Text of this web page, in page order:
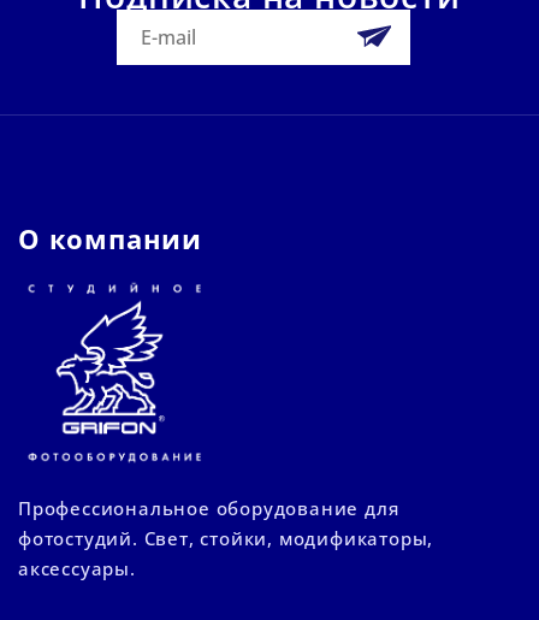
О компании
Профессиональное оборудование для
фотостудий. Свет, стойки, модификаторы,
аксессуары.